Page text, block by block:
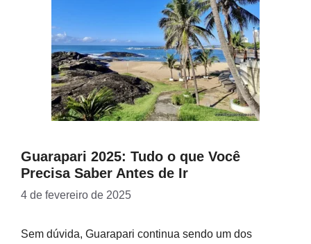
Guarapari 2025: Tudo o que Você
Precisa Saber Antes de Ir
4 de fevereiro de 2025
Sem dúvida, Guarapari continua sendo um dos